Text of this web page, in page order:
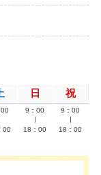
日 祝
00
9：00
18：00
9：00
18：00